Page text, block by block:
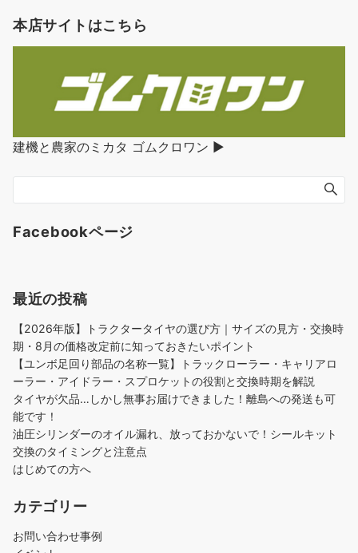
本店サイトはこちら
建機と農家のミカタ ゴムクロワン ▶︎
Facebookページ
最近の投稿
【2026年版】トラクタータイヤの選び方｜サイズの見方・交換時
期・8月の価格改定前に知っておきたいポイント
【ユンボ足回り部品の名称一覧】トラックローラー・キャリアロ
ーラー・アイドラー・スプロケットの役割と交換時期を解説
タイヤが欠品…しかし無事お届けできました！離島への発送も可
能です！
油圧シリンダーのオイル漏れ、放っておかないで！シールキット
交換のタイミングと注意点
はじめての方へ
カテゴリー
お問い合わせ事例